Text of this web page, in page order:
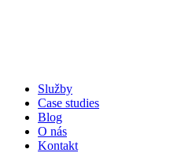
Služby
Case studies
Blog
O nás
Kontakt